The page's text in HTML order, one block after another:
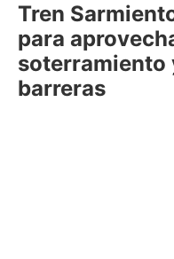
Tren
para
soterramiento
barreras